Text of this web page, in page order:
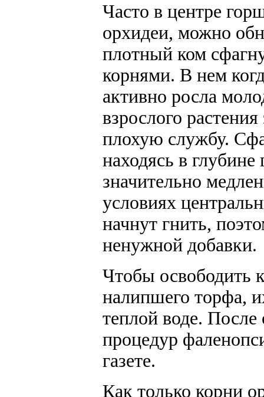
Часто в центре
орхидеи, можно
плотный ком
корнями. В нем
активно росла
взрослого
плохую службу.
находясь в
значительно
условиях
начнут гнить,
ненужной добавки.
Чтобы освободить
налипшего торфа,
теплой воде.
процедур
газете.
Как только корни